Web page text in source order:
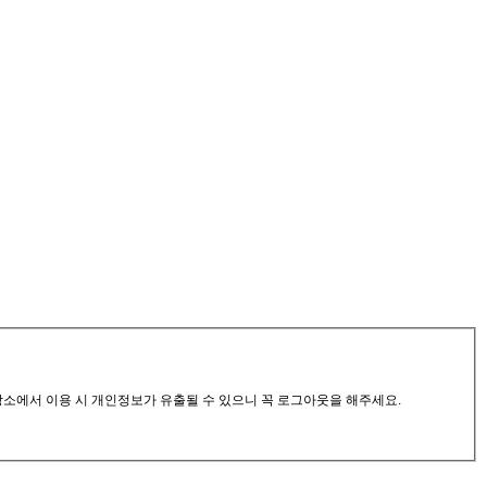
에서 이용 시 개인정보가 유출될 수 있으니 꼭 로그아웃을 해주세요.